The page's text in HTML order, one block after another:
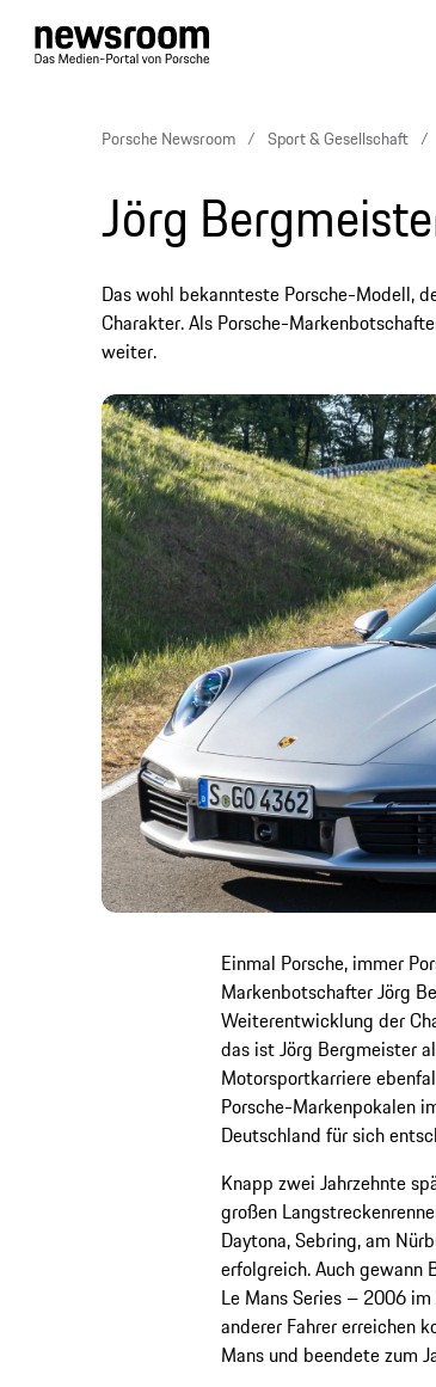
Porsche Newsroom Sport & Gesellschaft
Jörg
Das wohl bekannteste Porsche-Modell,
Charakter. Als Porsche-
weiter.
Einmal Porsche, immer
Markenbotschafter Jörg
Weiterentwicklung der
das ist Jörg Bergmeister
Motorsportkarriere
Porsche-Markenpokalen
Deutschland für sich
Knapp zwei Jahrzehnte
großen
Daytona, Sebring, am
erfolgreich. Auch gewann
Le Mans Series – 2006
anderer Fahrer erreichen
Mans und beendete zum